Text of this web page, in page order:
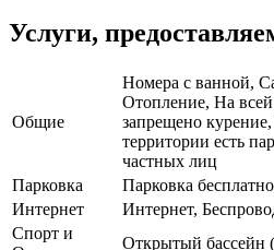
Услуги,
Общие
Номера с ванной,
Отопление, На
запрещено
территории есть
частных лиц
Парковка
Парковка бесплатно
Интернет
Интернет,
Спорт и
Открытый бассейн